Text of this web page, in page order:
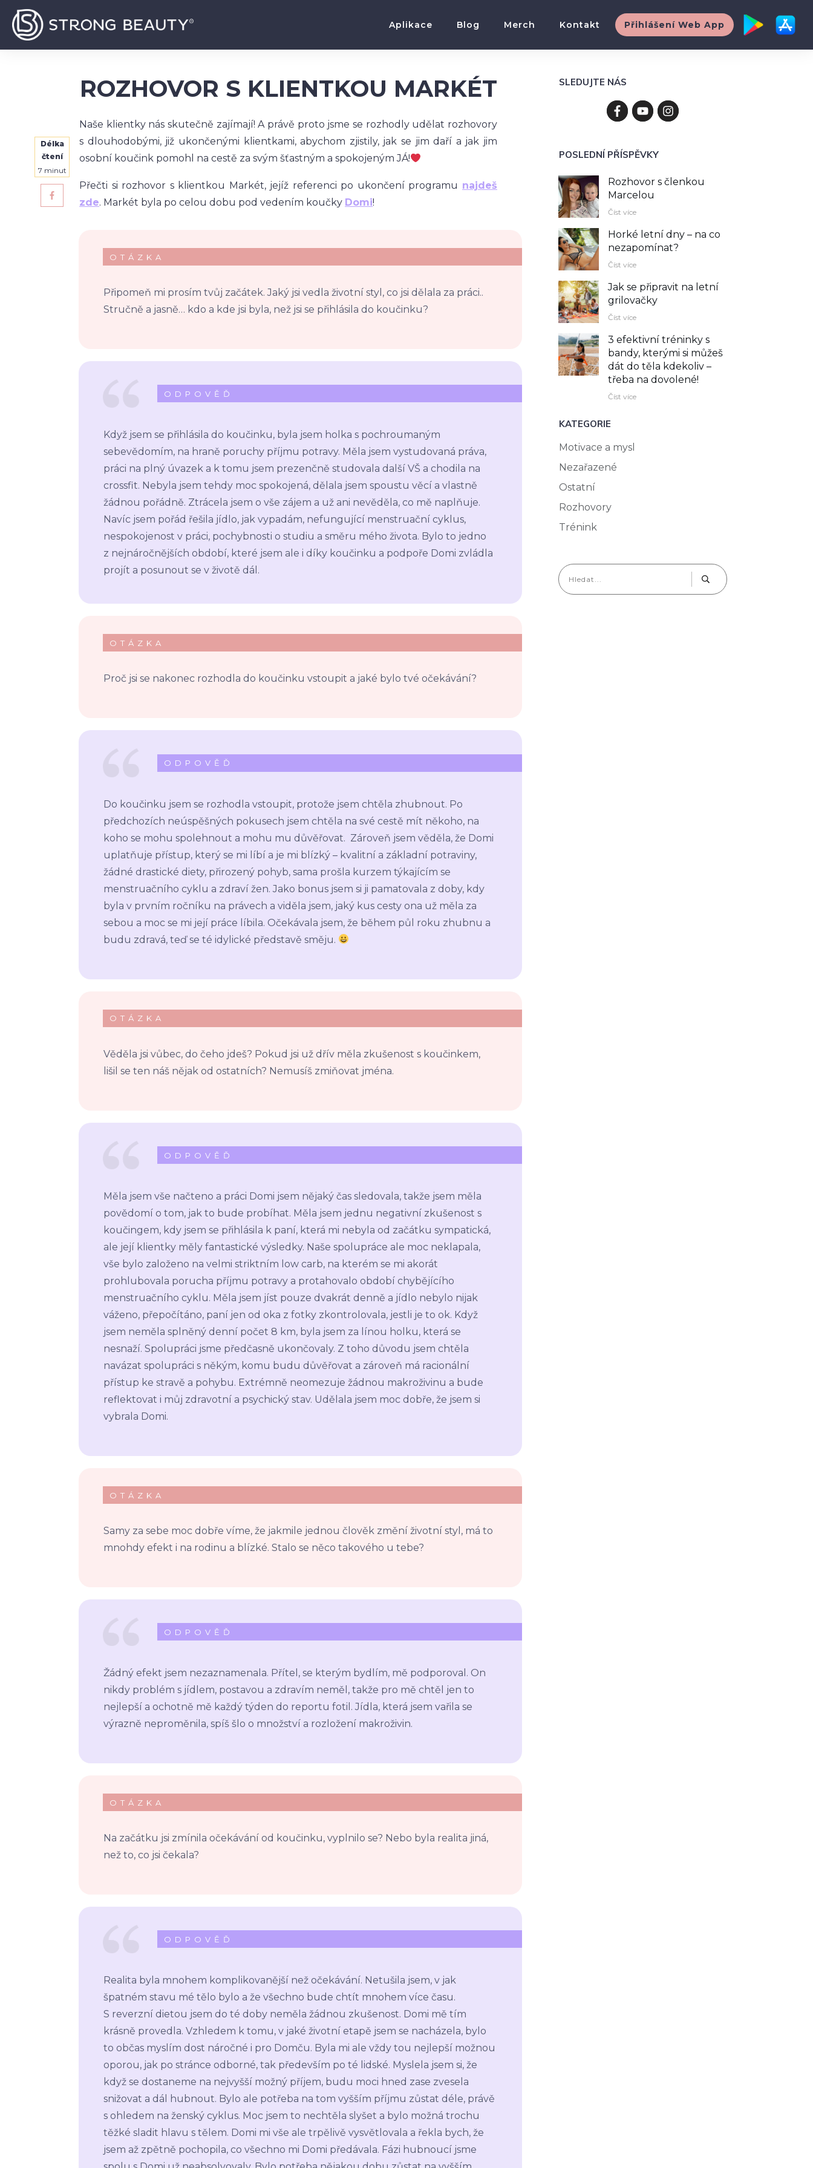
Aplikace Blog Merch Kontakt Přihlášení Web App
ROZHOVOR S KLIENTKOU MARKÉT
Délka
čtení
7 minut
Naše klientky nás skutečně zajímají! A právě proto jsme se rozhodly udělat rozhovory
s dlouhodobými, již ukončenými klientkami, abychom zjistily, jak se jim daří a jak jim
osobní koučink pomohl na cestě za svým šťastným a spokojeným JÁ!
Přečti si rozhovor s klientkou Markét, jejíž referenci po ukončení programu najdeš
zde. Markét byla po celou dobu pod vedením koučky Domi!
OTÁZKA
Připomeň mi prosím tvůj začátek. Jaký jsi vedla životní styl, co jsi dělala za práci..
Stručně a jasně… kdo a kde jsi byla, než jsi se přihlásila do koučinku?
ODPOVĚĎ
Když jsem se přihlásila do koučinku, byla jsem holka s pochroumaným
sebevědomím, na hraně poruchy příjmu potravy. Měla jsem vystudovaná práva,
práci na plný úvazek a k tomu jsem prezenčně studovala další VŠ a chodila na
crossfit. Nebyla jsem tehdy moc spokojená, dělala jsem spoustu věcí a vlastně
žádnou pořádně. Ztrácela jsem o vše zájem a už ani nevěděla, co mě naplňuje.
Navíc jsem pořád řešila jídlo, jak vypadám, nefungující menstruační cyklus,
nespokojenost v práci, pochybnosti o studiu a směru mého života. Bylo to jedno
z nejnáročnějších období, které jsem ale i díky koučinku a podpoře Domi zvládla
projít a posunout se v životě dál.
OTÁZKA
Proč jsi se nakonec rozhodla do koučinku vstoupit a jaké bylo tvé očekávání?
ODPOVĚĎ
Do koučinku jsem se rozhodla vstoupit, protože jsem chtěla zhubnout. Po
předchozích neúspěšných pokusech jsem chtěla na své cestě mít někoho, na
koho se mohu spolehnout a mohu mu důvěřovat. Zároveň jsem věděla, že Domi
uplatňuje přístup, který se mi líbí a je mi blízký – kvalitní a základní potraviny,
žádné drastické diety, přirozený pohyb, sama prošla kurzem týkajícím se
menstruačního cyklu a zdraví žen. Jako bonus jsem si ji pamatovala z doby, kdy
byla v prvním ročníku na právech a viděla jsem, jaký kus cesty ona už měla za
sebou a moc se mi její práce líbila. Očekávala jsem, že během půl roku zhubnu a
budu zdravá, teď se té idylické představě směju.
OTÁZKA
Věděla jsi vůbec, do čeho jdeš? Pokud jsi už dřív měla zkušenost s koučinkem,
lišil se ten náš nějak od ostatních? Nemusíš zmiňovat jména.
ODPOVĚĎ
Měla jsem vše načteno a práci Domi jsem nějaký čas sledovala, takže jsem měla
povědomí o tom, jak to bude probíhat. Měla jsem jednu negativní zkušenost s
koučingem, kdy jsem se přihlásila k paní, která mi nebyla od začátku sympatická,
ale její klientky měly fantastické výsledky. Naše spolupráce ale moc neklapala,
vše bylo založeno na velmi striktním low carb, na kterém se mi akorát
prohlubovala porucha příjmu potravy a protahovalo období chybějícího
menstruačního cyklu. Měla jsem jíst pouze dvakrát denně a jídlo nebylo nijak
váženo, přepočítáno, paní jen od oka z fotky zkontrolovala, jestli je to ok. Když
jsem neměla splněný denní počet 8 km, byla jsem za línou holku, která se
nesnaží. Spolupráci jsme předčasně ukončovaly. Z toho důvodu jsem chtěla
navázat spolupráci s někým, komu budu důvěřovat a zároveň má racionální
přístup ke stravě a pohybu. Extrémně neomezuje žádnou makroživinu a bude
reflektovat i můj zdravotní a psychický stav. Udělala jsem moc dobře, že jsem si
vybrala Domi.
OTÁZKA
Samy za sebe moc dobře víme, že jakmile jednou člověk změní životní styl, má to
mnohdy efekt i na rodinu a blízké. Stalo se něco takového u tebe?
ODPOVĚĎ
Žádný efekt jsem nezaznamenala. Přítel, se kterým bydlím, mě podporoval. On
nikdy problém s jídlem, postavou a zdravím neměl, takže pro mě chtěl jen to
nejlepší a ochotně mě každý týden do reportu fotil. Jídla, která jsem vařila se
výrazně neproměnila, spíš šlo o množství a rozložení makroživin.
OTÁZKA
Na začátku jsi zmínila očekávání od koučinku, vyplnilo se? Nebo byla realita jiná,
než to, co jsi čekala?
ODPOVĚĎ
Realita byla mnohem komplikovanější než očekávání. Netušila jsem, v jak
špatném stavu mé tělo bylo a že všechno bude chtít mnohem více času.
S reverzní dietou jsem do té doby neměla žádnou zkušenost. Domi mě tím
krásně provedla. Vzhledem k tomu, v jaké životní etapě jsem se nacházela, bylo
to občas myslím dost náročné i pro Domču. Byla mi ale vždy tou nejlepší možnou
oporou, jak po stránce odborné, tak především po té lidské. Myslela jsem si, že
když se dostaneme na nejvyšší možný příjem, budu moci hned zase zvesela
snižovat a dál hubnout. Bylo ale potřeba na tom vyšším příjmu zůstat déle, právě
s ohledem na ženský cyklus. Moc jsem to nechtěla slyšet a bylo možná trochu
těžké sladit hlavu s tělem. Domi mi vše ale trpělivě vysvětlovala a řekla bych, že
jsem až zpětně pochopila, co všechno mi Domi předávala. Fázi hubnoucí jsme
SLEDUJTE NÁS
POSLEDNÍ PŘÍSPĚVKY
Rozhovor s členkou
Marcelou
Číst více
Horké letní dny – na co
nezapomínat?
Číst více
Jak se připravit na letní
grilovačky
Číst více
3 efektivní tréninky s
bandy, kterými si můžeš
dát do těla kdekoliv –⁠
třeba na dovolené!
Číst více
KATEGORIE
Motivace a mysl
Nezařazené
Ostatní
Rozhovory
Trénink